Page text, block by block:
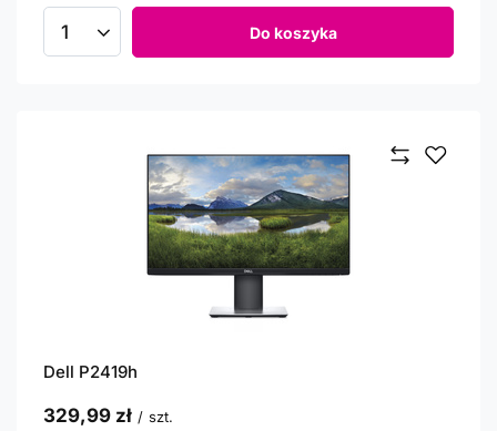
Ilość produktów Do koszyka
Dell P2419h
329,99 zł / szt.